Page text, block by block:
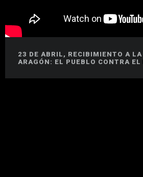
23 DE ABRIL, RECIBIMIENTO A LA
ARAGÓN: EL PUEBLO CONTRA EL